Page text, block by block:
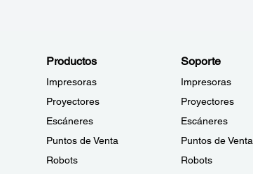
Productos
Impresoras
Proyectores
Escáneres
Puntos de Venta
Robots
Soporte
Impresoras
Proyectores
Escáneres
Puntos de Venta
Robots